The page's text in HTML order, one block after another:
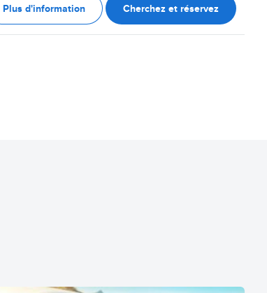
Plus d'information Cherchez et réservez